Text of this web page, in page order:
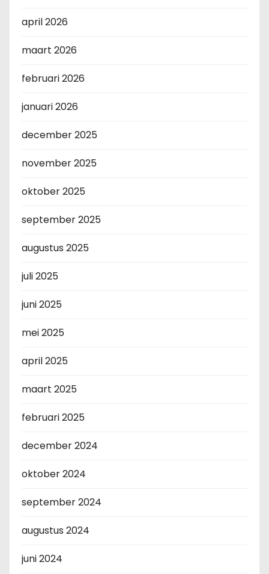
april 2026
maart 2026
februari 2026
januari 2026
december 2025
november 2025
oktober 2025
september 2025
augustus 2025
juli 2025
juni 2025
mei 2025
april 2025
maart 2025
februari 2025
december 2024
oktober 2024
september 2024
augustus 2024
juni 2024